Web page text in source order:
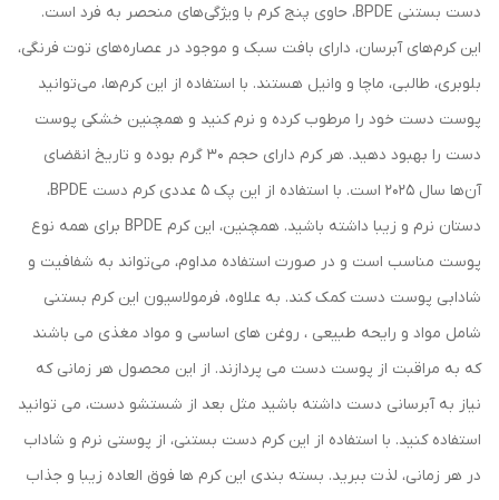
دست بستنی BPDE، حاوی پنج کرم با ویژگی‌های منحصر به فرد است.
این کرم‌های آبرسان، دارای بافت سبک و موجود در عصاره‌های توت فرنگی،
بلوبری، طالبی، ماچا و وانیل هستند. با استفاده از این کرم‌ها، می‌توانید
پوست دست خود را مرطوب کرده و نرم کنید و همچنین خشکی پوست
دست را بهبود دهید. هر کرم دارای حجم 30 گرم بوده و تاریخ انقضای
آن‌ها سال 2025 است. با استفاده از این پک 5 عددی کرم دست BPDE،
دستان نرم و زیبا داشته باشید. همچنین، این کرم BPDE برای همه نوع
پوست مناسب است و در صورت استفاده مداوم، می‌تواند به شفافیت و
شادابی پوست دست کمک کند. به علاوه، فرمولاسیون این کرم بستنی
شامل مواد و رایحه طبیعی ، روغن های اساسی و مواد مغذی می باشند
که به مراقبت از پوست دست می پردازند. از این محصول هر زمانی که
نیاز به آبرسانی دست داشته باشید مثل بعد از شستشو دست، می توانید
استفاده کنید. با استفاده از این کرم دست بستنی، از پوستی نرم و شاداب
در هر زمانی، لذت ببرید. بسته بندی این کرم ها فوق العاده زیبا و جذاب